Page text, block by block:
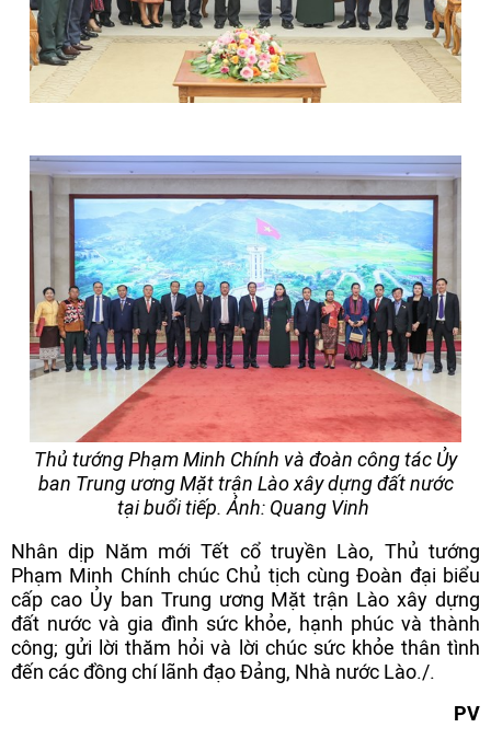
Thủ tướng Phạm Minh Chính và đoàn công tác Ủy
ban Trung ương Mặt trận Lào xây dựng đất nước
tại buổi tiếp. Ảnh: Quang Vinh
Nhân dịp Năm mới Tết cổ truyền Lào, Thủ tướng
Phạm Minh Chính chúc Chủ tịch cùng Đoàn đại biểu
cấp cao Ủy ban Trung ương Mặt trận Lào xây dựng
đất nước và gia đình sức khỏe, hạnh phúc và thành
công; gửi lời thăm hỏi và lời chúc sức khỏe thân tình
đến các đồng chí lãnh đạo Đảng, Nhà nước Lào./.
PV